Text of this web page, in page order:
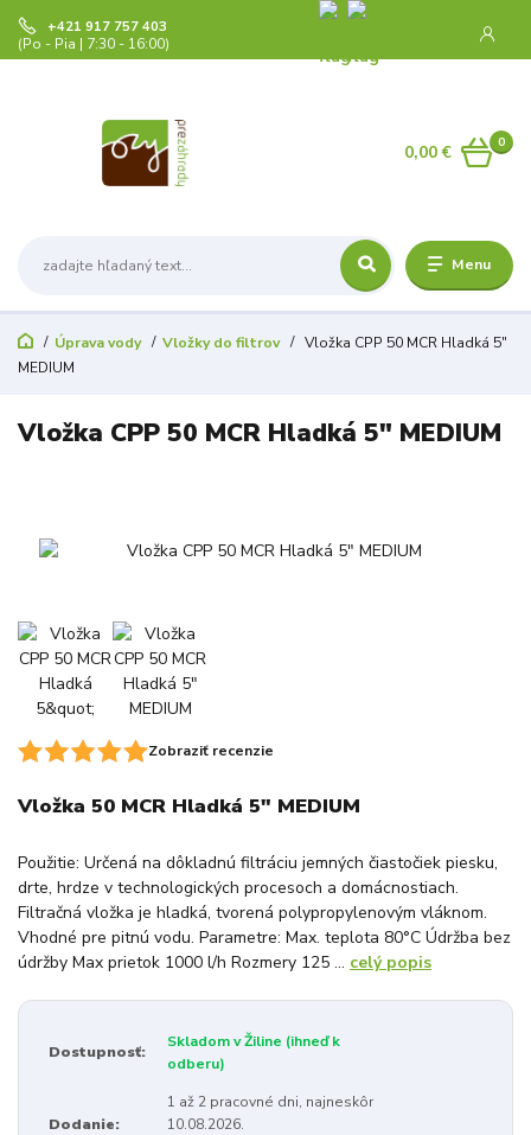
Menu
+421 917 757 403
(Po - Pia | 7:30 - 16:00)
0
0,00 €
Úprava vody Vložky do filtrov
Vložka CPP 50 MCR Hladká 5"
MEDIUM
Vložka CPP 50 MCR Hladká 5" MEDIUM
Zobraziť recenzie
Vložka 50 MCR Hladká 5" MEDIUM
Použitie: Určená na dôkladnú filtráciu jemných čiastočiek piesku,
drte, hrdze v technologických procesoch a domácnostiach.
Filtračná vložka je hladká, tvorená polypropylenovým vláknom.
Vhodné pre pitnú vodu. Parametre: Max. teplota 80°C Údržba bez
údržby Max prietok 1000 l/h Rozmery 125 ... celý popis
Dostupnosť:
Skladom v Žiline (ihneď k
odberu)
Dodanie:
1 až 2 pracovné dni, najneskôr
10.08.2026.